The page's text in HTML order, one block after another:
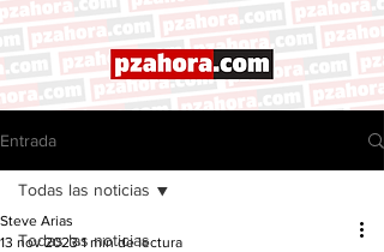
Entrada
Todas las noticias
Todas las noticias
Steve Arias
13 nov 2023 1 min de lectura